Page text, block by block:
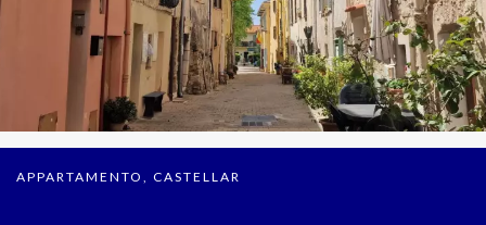
APPARTAMENTO, CASTELLAR